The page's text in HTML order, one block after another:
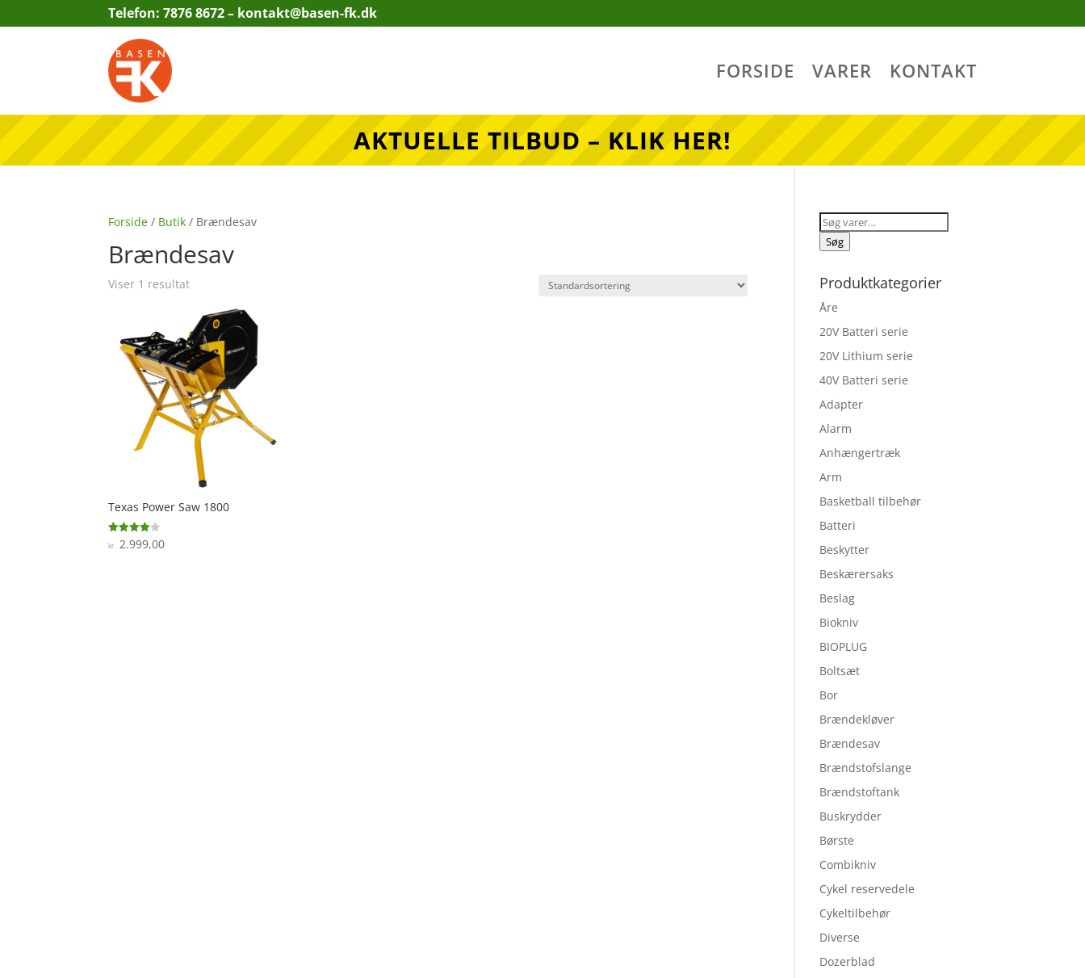
Telefon: 7876 8672 – kontakt@basen-fk.dk
FORSIDE VARER KONTAKT
AKTUELLE TILBUD – KLIK HER!
Forside / Butik / Brændesav
Brændesav
Viser 1 resultat
Texas Power Saw 1800
Vurderet
3.9
kr. 2.999,00
Søg
efter:
Søg
Produktkategorier
Åre
20V Batteri serie
20V Lithium serie
40V Batteri serie
Adapter
Alarm
Anhængertræk
Arm
Basketball tilbehør
Batteri
Beskytter
Beskærersaks
Beslag
Biokniv
BIOPLUG
Boltsæt
Bor
Brændekløver
Brændesav
Brændstofslange
Brændstoftank
Buskrydder
Børste
Combikniv
Cykel reservedele
Cykeltilbehør
Diverse
Dozerblad